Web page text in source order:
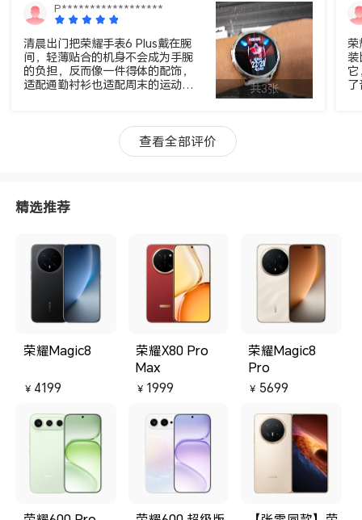
P******************
清晨出门把荣耀手表6 Plus戴在腕
间，轻薄贴合的机身不会成为手腕
的负担，反而像一件得体的配饰，
适配通勤衬衫也适配周末的运动速
深夜入睡后，血氧和睡眠分期的数
据会自动记录，第二天打开就能看
到整晚的睡眠质量分析，帮我调整
步不用带手机，也不会错过重要来
场通勤到户外山野，它始终是懂你
的腕间伙伴，把健康与便利收在方
寸之间。
共3张
荣
装
它
了
查看全部评价
精选推荐
荣耀Magic8
￥ 4199
荣耀X80 Pro
Max
￥ 1999
荣耀Magic8
Pro
￥ 5699